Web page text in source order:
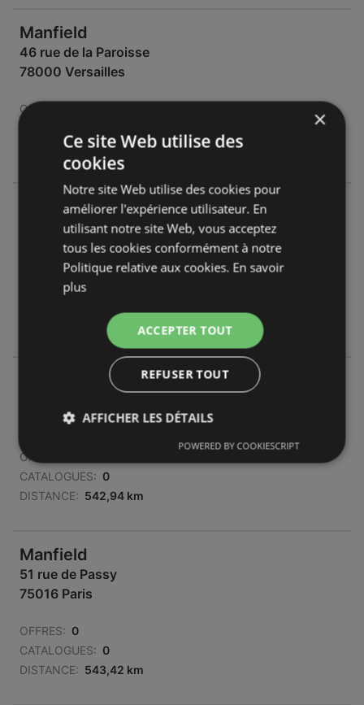
Manfield
46 rue de la Paroisse
78000 Versailles
OFFRES:
DISTANCE:
532,2 km
Manfield
121 boulevard Jean Jaurès
92100 Boulogne-Billancourt
OFFRES: 0
540,54 km
75016 Paris
OFFRES:
CATALOGUES: 0
DISTANCE: 542,94 km
Manfield
51 rue de Passy
75016 Paris
OFFRES: 0
CATALOGUES: 0
DISTANCE: 543,42 km
×
Ce site Web utilise des
cookies
Notre site Web utilise des cookies pour
améliorer l'expérience utilisateur. En
utilisant notre site Web, vous acceptez
tous les cookies conformément à notre
Politique relative aux cookies. En savoir
plus
ACCEPTER TOUT
REFUSER TOUT
AFFICHER LES DÉTAILS
POWERED BY COOKIESCRIPT